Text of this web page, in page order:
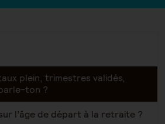
plein, trimestres validés,
ton ?
l’âge de départ à la retraite ?